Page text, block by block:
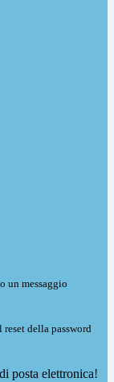
un messaggio
della password
posta elettronica!